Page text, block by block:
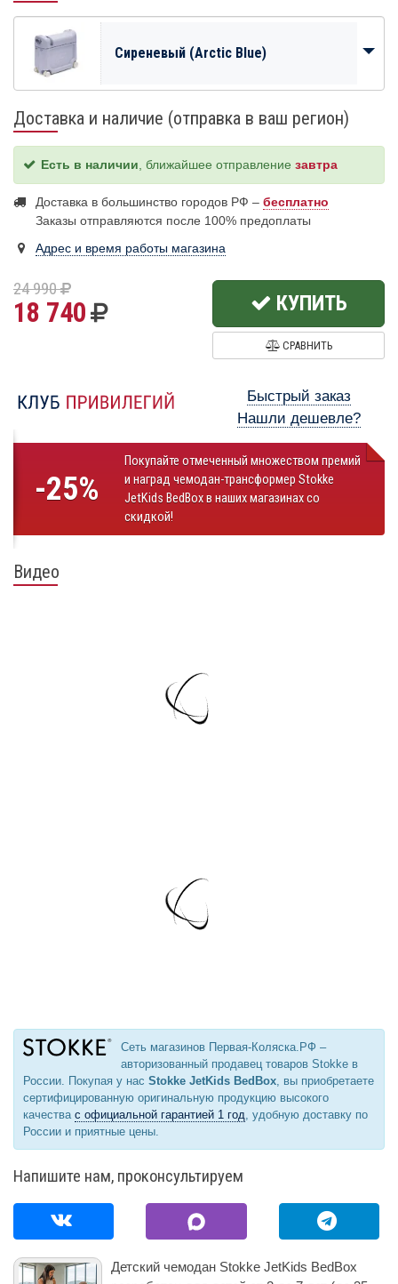
Сиреневый (Arctic Blue)
Доставка и наличие (отправка в ваш регион)
Есть в наличии , ближайшее отправление завтра
Доставка в большинство городов РФ – бесплатно
Заказы отправляются после 100% предоплаты
Адрес и время работы магазина
24 990
18 740 КУПИТЬ
СРАВНИТЬ
Быстрый заказ
Нашли дешевле?
-25%
Покупайте отмеченный множеством премий
и наград чемодан-трансформер Stokke
JetKids BedBox в наших магазинах со
скидкой!
Видео
Сеть магазинов Первая-Коляска.РФ –
авторизованный продавец товаров Stokke в
России. Покупая у нас Stokke JetKids BedBox , вы приобретаете
сертифицированную оригинальную продукцию высокого
качества с официальной гарантией 1 год , удобную доставку по
России и приятные цены.
Напишите нам, проконсультируем
Детский чемодан Stokke JetKids BedBox